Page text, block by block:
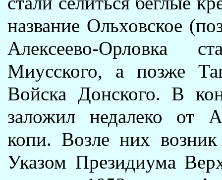
название Ольховское
Алексеево-Орловка
Миусского, а позже
Войска Донского. В
заложил недалеко от
копи. Возле них
Указом Президиума